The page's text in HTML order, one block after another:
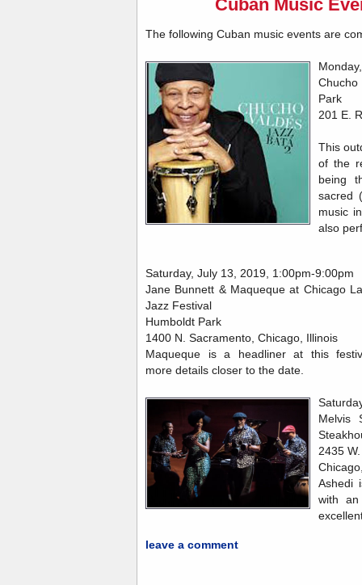
Cuban Music
The following Cuban music events are
Park
201 E.
This
of the
being
sacred
music
also
Saturday, July 13, 2019, 1:00pm-9:00pm
Jane Bunnett & Maqueque at Chicago
Jazz Festival
Humboldt Park
1400 N. Sacramento, Chicago, Illinois
Maqueque is a headliner at this
more details closer to the date.
Melvis
2435
Ashedi
with
leave a comment